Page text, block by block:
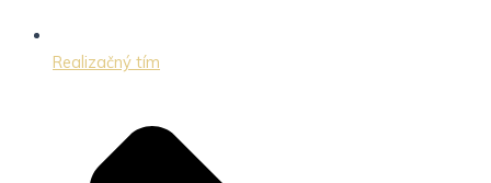
Realizačný tím